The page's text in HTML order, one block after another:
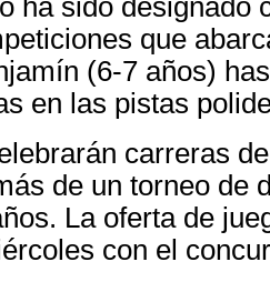
ha sido designado
que
(6-7 años)
en las pistas
carreras
de un torneo de
La oferta de
con el